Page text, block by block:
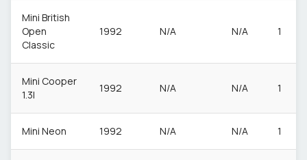
Mini British
Open
Classic
1992 N/A N/A 1
Mini Cooper
1.3I
1992 N/A N/A 1
Mini Neon 1992 N/A N/A 1